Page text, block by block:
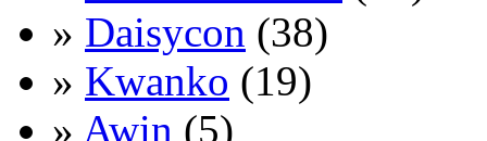
» Daisycon (38)
» Kwanko (19)
» Awin (5)